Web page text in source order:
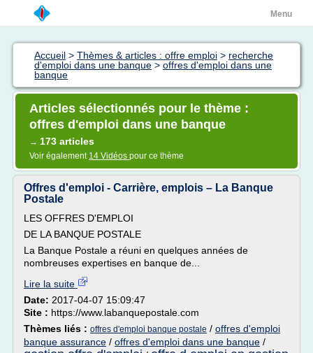
Menu
Accueil > Thèmes & articles : offre emploi > recherche
d'emploi dans une banque > offres d'emploi dans une
banque
Articles sélectionnés pour le thème :
offres d'emploi dans une banque
→ 173 articles
Voir également 14 Vidéos pour ce thème
Offres d'emploi - Carrière, emplois – La Banque
Postale
LES OFFRES D'EMPLOI
DE LA BANQUE POSTALE
La Banque Postale a réuni en quelques années de
nombreuses expertises en banque de...
Lire la suite
Date: 2017-04-07 15:09:47
Site : https://www.labanquepostale.com
Thèmes liés : offres d'emploi banque postale / offres d'emploi
banque assurance / offres d'emploi dans une banque /